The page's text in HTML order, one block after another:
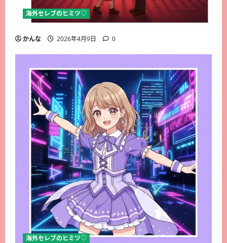
海外セレブのヒミツ♡
かんな 2026年4月9日 0
海外セレブのヒミツ♡